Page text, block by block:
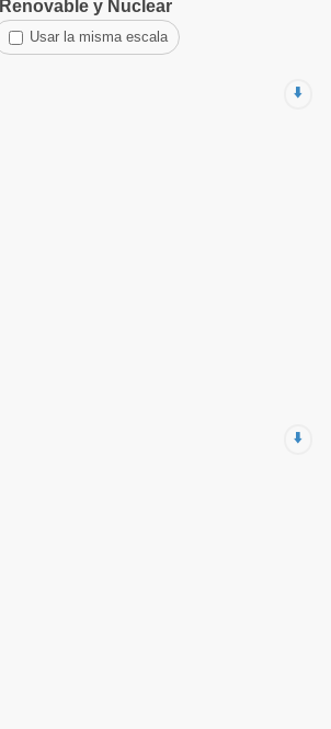
Renovable y Nuclear
Usar la misma escala
⬇️
⬇️